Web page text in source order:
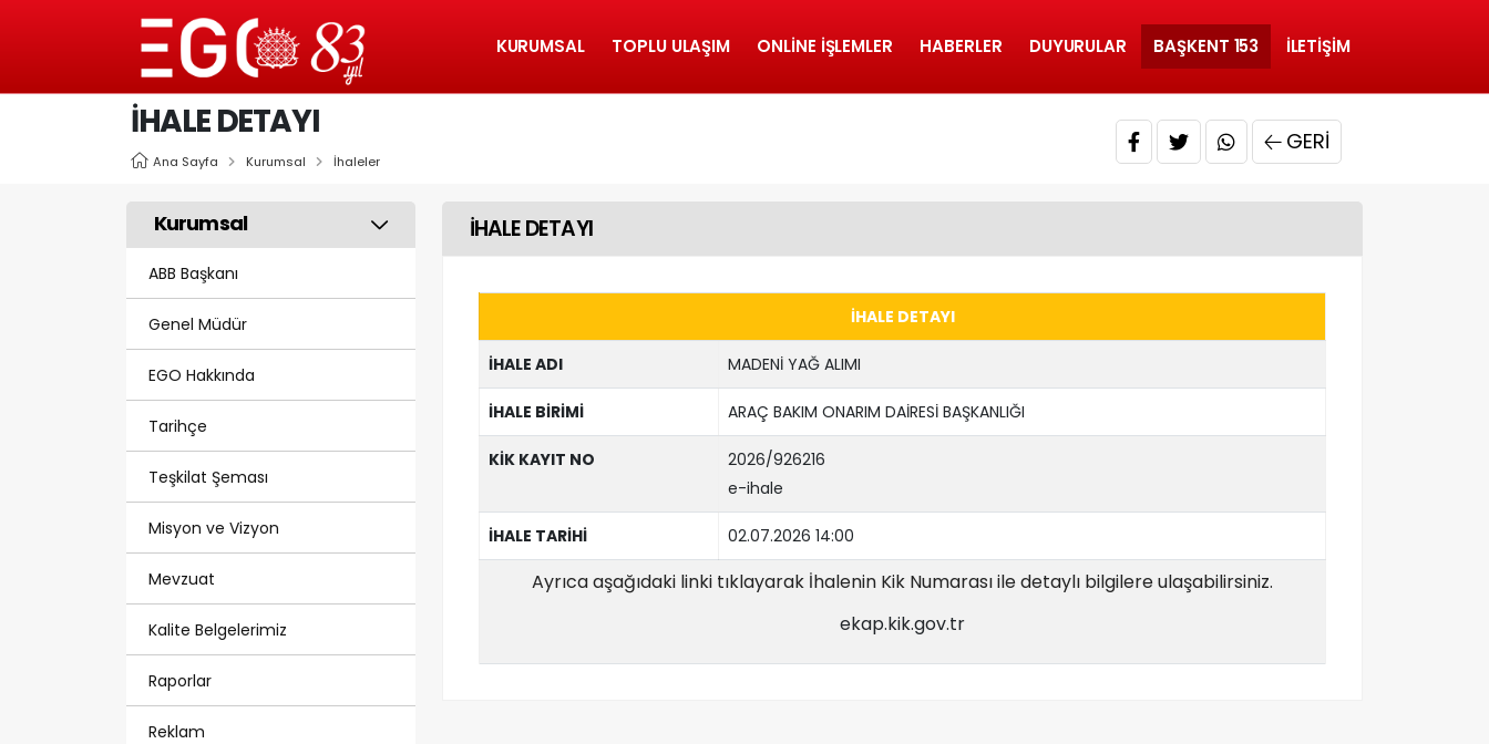
KURUMSAL TOPLU ULAŞIM ONLINE İŞLEMLER HABERLER DUYURULAR BAŞKENT 153 İLETIŞIM
İHALE DETAYI
Ana Sayfa Kurumsal İhaleler
GERI
Kurumsal
ABB Başkanı
Genel Müdür
EGO Hakkında
Tarihçe
Teşkilat Şeması
Misyon ve Vizyon
Mevzuat
Kalite Belgelerimiz
Raporlar
Reklam
İHALE DETAYI
İHALE DETAYI
İHALE ADI MADENİ YAĞ ALIMI
İHALE BİRİMİ ARAÇ BAKIM ONARIM DAİRESİ BAŞKANLIĞI
KİK KAYIT NO
2026/926216
e-ihale
İHALE TARİHİ 02.07.2026 14:00
Ayrıca aşağıdaki linki tıklayarak İhalenin Kik Numarası ile detaylı bilgilere ulaşabilirsiniz.
ekap.kik.gov.tr